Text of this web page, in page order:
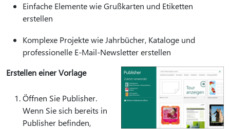
Einfache Elemente wie Grußkarten und Etiketten
erstellen
Komplexe Projekte wie Jahrbücher, Kataloge und
professionelle E-Mail-Newsletter erstellen
Erstellen einer Vorlage
Öffnen Sie Publisher.
Wenn Sie sich bereits in
Publisher befinden,